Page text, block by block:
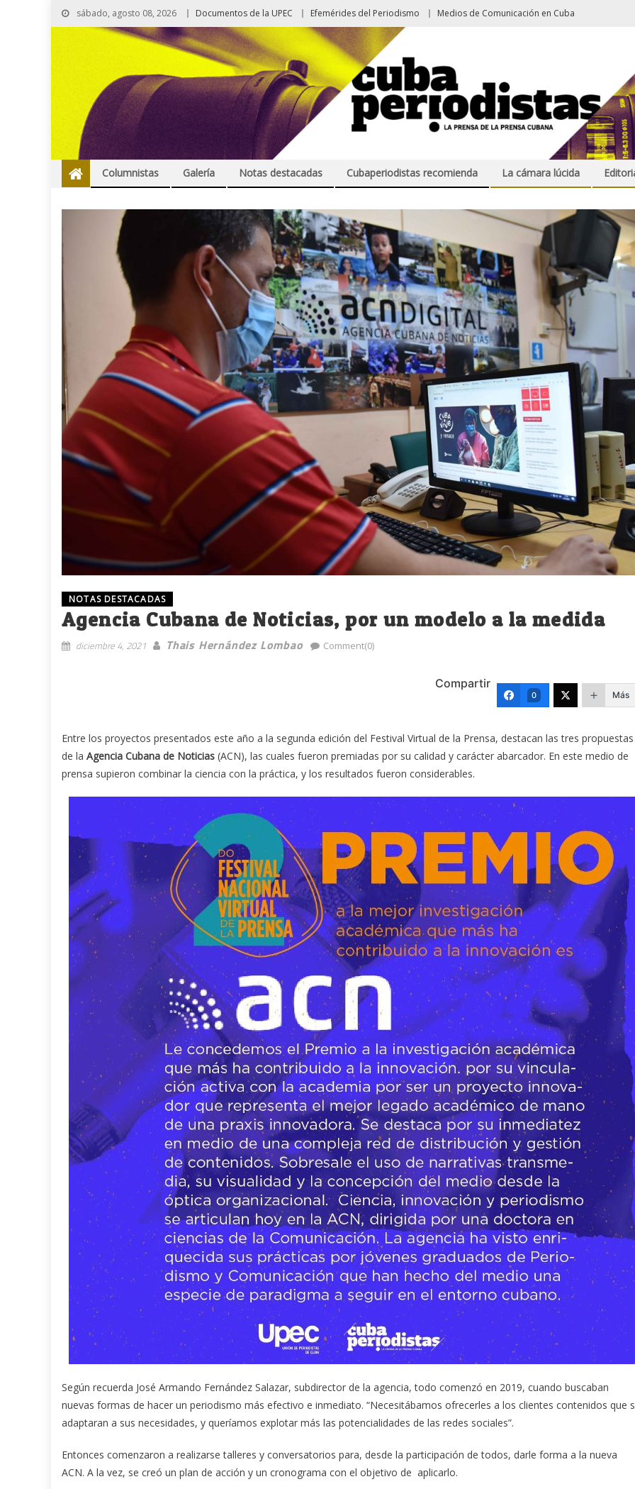
sábado, agosto 08, 2026 Documentos de la UPEC Efemérides del Periodismo Medios de Comunicación en Cuba
Columnistas Galería Notas destacadas Cubaperiodistas recomienda La cámara lúcida
NOTAS DESTACADAS
Agencia Cubana de Noticias, por un modelo a la medida
diciembre 4, 2021 Thais Hernández Lombao Comment(0)
Compartir
0 Más
Entre los proyectos presentados este año a la segunda edición del Festival Virtual de la Prensa, destacan las tres propuestas
de la Agencia Cubana de Noticias (ACN), las cuales fueron premiadas por su calidad y carácter abarcador. En este medio de
prensa supieron combinar la ciencia con la práctica, y los resultados fueron considerables.
Según recuerda José Armando Fernández Salazar, subdirector de la agencia, todo comenzó en 2019, cuando buscaban
nuevas formas de hacer un periodismo más efectivo e inmediato. “Necesitábamos ofrecerles a los clientes contenidos que
adaptaran a sus necesidades, y queríamos explotar más las potencialidades de las redes sociales”.
Entonces comenzaron a realizarse talleres y conversatorios para, desde la participación de todos, darle forma a la nueva
ACN. A la vez, se creó un plan de acción y un cronograma con el objetivo de aplicarlo.